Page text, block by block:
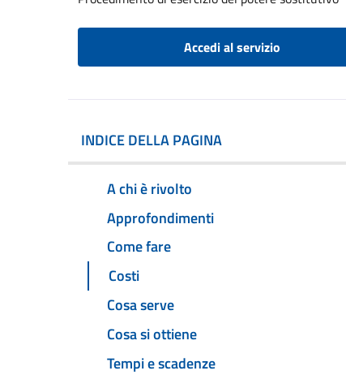
Accedi al servizio
INDICE DELLA PAGINA
A chi è rivolto
Approfondimenti
Come fare
Costi
Cosa serve
Cosa si ottiene
Tempi e scadenze